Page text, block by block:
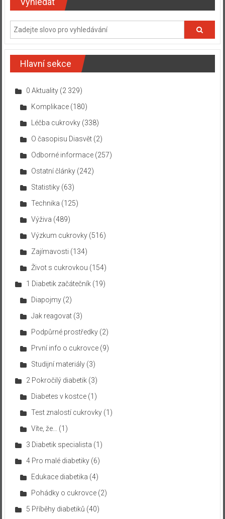
Hlavní sekce
0 Aktuality(2 329)
Komplikace(180)
Léčba cukrovky(338)
O časopisu Diasvět(2)
Odborné informace(257)
Ostatní články(242)
Statistiky(63)
Technika (125)
Výživa (489)
Výzkum cukrovky(516)
Zajímavosti (134)
Život s cukrovkou (154)
1 Diabetik začátečník(19)
Diapojmy(2)
Jak reagovat(3)
Podpůrné prostředky(2)
První info o cukrovce(9)
Studijní materiály(3)
2 Pokročilý diabetik(3)
Diabetes v kostce(1)
Test znalostí cukrovky(1)
Víte, že…
(1)
3 Diabetik specialista (1)
4 Pro malé diabetiky(6)
Edukace diabetika (4)
Pohádky o cukrovce(2)
5 Příběhy diabetiků (40)